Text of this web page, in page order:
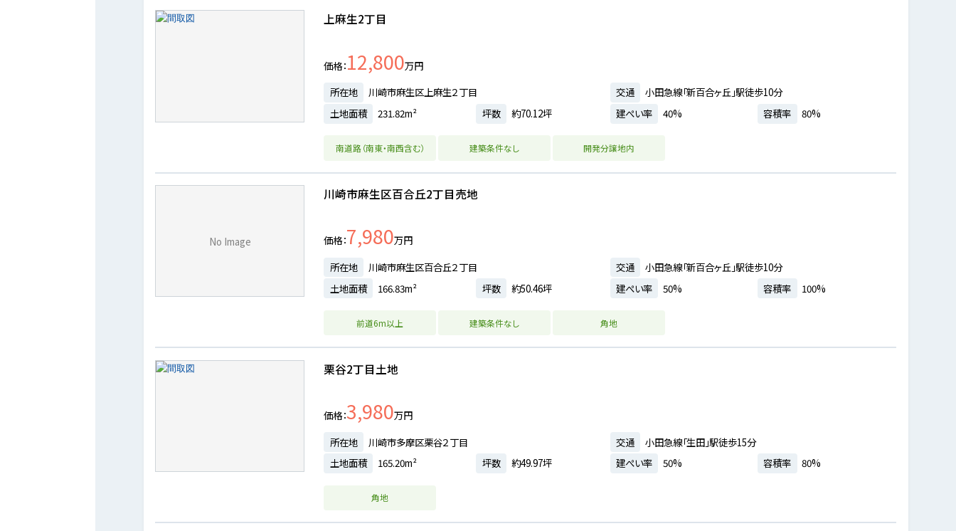
上麻生2丁目
価格 12,800万円
所在地
川崎市麻生区上麻生２丁目 交通
小田急線「新百合ヶ丘」駅徒歩10分
土地面積
231.82m² 坪数 約70.12坪 建ぺい率 40% 容積率 80%
南道路（南東・南西含む） 建築条件なし 開発分譲地内
No Image
川崎市麻生区百合丘2丁目売地
価格 7,980万円
所在地
川崎市麻生区百合丘２丁目 交通
小田急線「新百合ヶ丘」駅徒歩10分
土地面積
166.83m² 坪数 約50.46坪 建ぺい率 50% 容積率 100%
前道6m以上 建築条件なし 角地
栗谷2丁目土地
価格 3,980万円
所在地
川崎市多摩区栗谷２丁目 交通
小田急線「生田」駅徒歩15分
土地面積
165.20m² 坪数 約49.97坪 建ぺい率 50% 容積率 80%
角地